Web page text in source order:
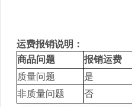
运费报销说明：
商品问题
报销运费
质量问题
是
非质量问题
否